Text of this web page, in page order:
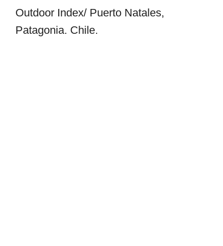
Outdoor Index/ Puerto Natales,
Patagonia. Chile.